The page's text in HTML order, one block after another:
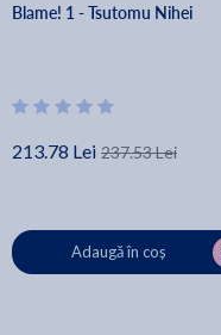
Blame! 1 - Tsutomu Nihei
213.78 Lei 237.53 Lei
Adaugă în coș